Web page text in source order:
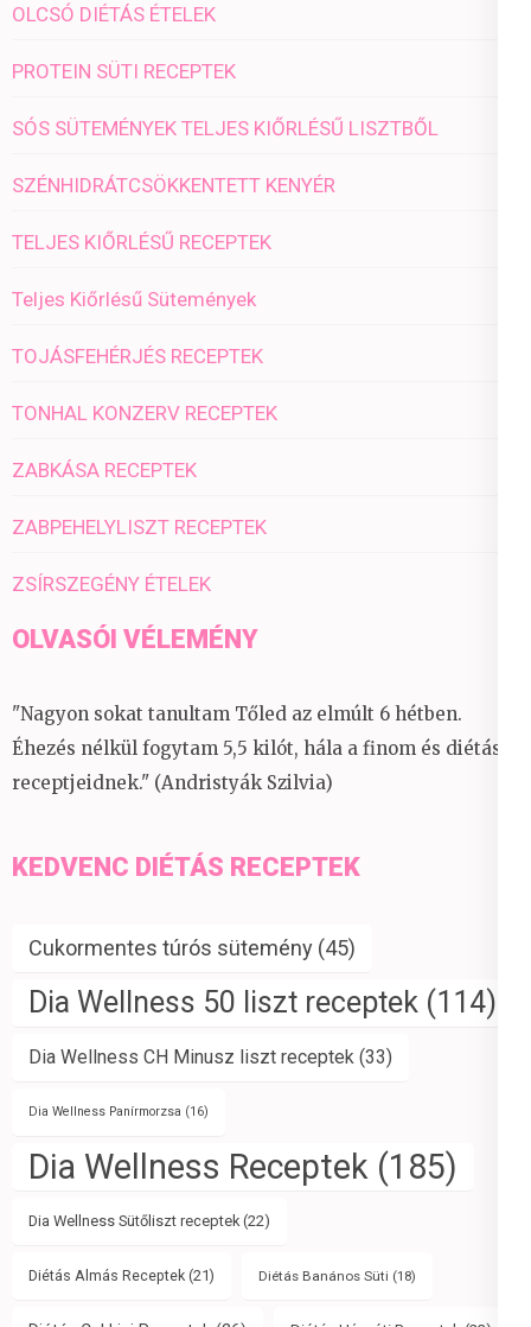
OLCSÓ DIÉTÁS ÉTELEK
PROTEIN SÜTI RECEPTEK
SÓS SÜTEMÉNYEK TELJES KIŐRLÉSŰ LISZTBŐL
SZÉNHIDRÁTCSÖKKENTETT KENYÉR
TELJES KIŐRLÉSŰ RECEPTEK
Teljes Kiőrlésű Sütemények
TOJÁSFEHÉRJÉS RECEPTEK
TONHAL KONZERV RECEPTEK
ZABKÁSA RECEPTEK
ZABPEHELYLISZT RECEPTEK
ZSÍRSZEGÉNY ÉTELEK
OLVASÓI VÉLEMÉNY
"Nagyon sokat tanultam Tőled az elmúlt 6 hétben.
Éhezés nélkül fogytam 5,5 kilót, hála a finom és diétás
receptjeidnek." (Andristyák Szilvia)
KEDVENC DIÉTÁS RECEPTEK
Cukormentes túrós sütemény (45)
Dia Wellness 50 liszt receptek (114)
Dia Wellness CH Minusz liszt receptek (33)
Dia Wellness Panírmorzsa (16)
Dia Wellness Receptek (185)
Dia Wellness Sütőliszt receptek (22)
Diétás Almás Receptek (21) Diétás Banános Süti (18)